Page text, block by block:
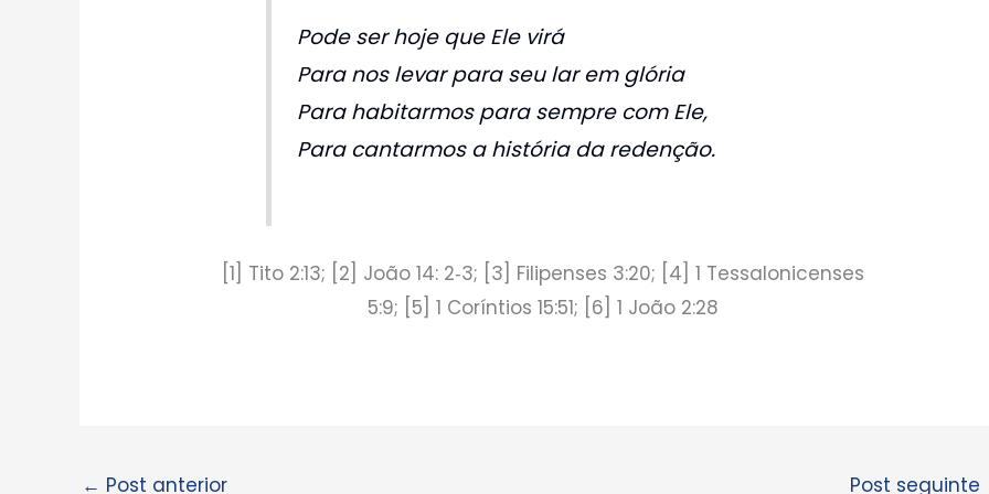
Pode ser hoje que Ele virá
Para nos levar para seu lar em glória
Para habitarmos para sempre com Ele,
Para cantarmos a história da redenção.
[1] Tito 2:13; [2] João 14: 2‑3; [3] Filipenses 3:20; [4] 1 Tessalonicenses
5:9; [5] 1 Coríntios 15:51; [6] 1 João 2:28
← Post anterior Post seguinte